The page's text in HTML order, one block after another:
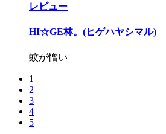
レビュー
HI☆GE林。(ヒゲハヤシマル)
蚊が憎い
1
2
3
4
5